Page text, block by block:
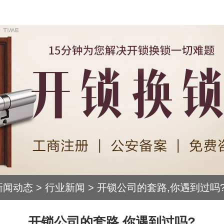
闻动态 > 行业新闻 > 开锁公司的套路,你遇到过吗